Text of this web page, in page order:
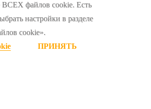
ВСЕХ файлов cookie. Есть
настройки в разделе
cookie».
ПРИНЯТЬ